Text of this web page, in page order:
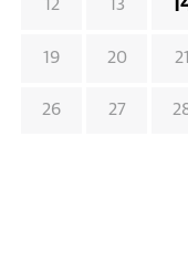
12 13
19 20 21
26 27